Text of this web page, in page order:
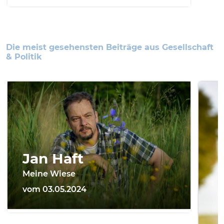
Die meist gesehensten Beiträge aus Gesellschaft
& Politik
Jan Haft
Meine Wiese
vom 03.05.2024